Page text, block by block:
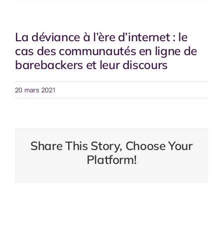
La déviance à l’ère d’internet : le
cas des communautés en ligne de
barebackers et leur discours
20 mars 2021
Share This Story, Choose Your
Platform!